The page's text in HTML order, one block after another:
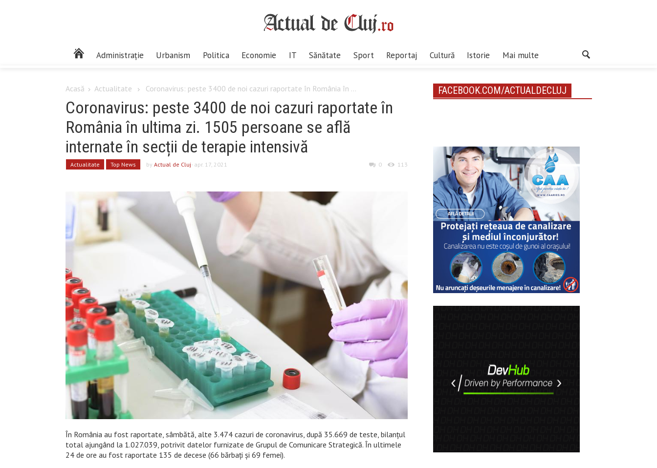
Administrație Urbanism Politica Economie IT Sănătate Sport Reportaj Cultură Istorie Mai multe
Acasă Actualitate Coronavirus: peste 3400 de noi cazuri raportate în România în ...
Coronavirus: peste 3400 de noi cazuri raportate în
România în ultima zi. 1505 persoane se află
internate în secții de terapie intensivă
Actualitate Top News by Actual de Cluj- apr. 17, 2021 0 113
În România au fost raportate, sâmbătă, alte 3.474 cazuri de coronavirus, după 35.669 de teste, bilanțul
total ajungând la 1.027.039, potrivit datelor furnizate de Grupul de Comunicare Strategică. În ultimele
24 de ore au fost raportate 135 de decese (66 bărbați și 69 femei).
FACEBOOK.COM/ACTUALDECLUJ